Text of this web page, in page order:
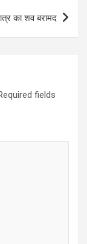
का शव बरामद
fields